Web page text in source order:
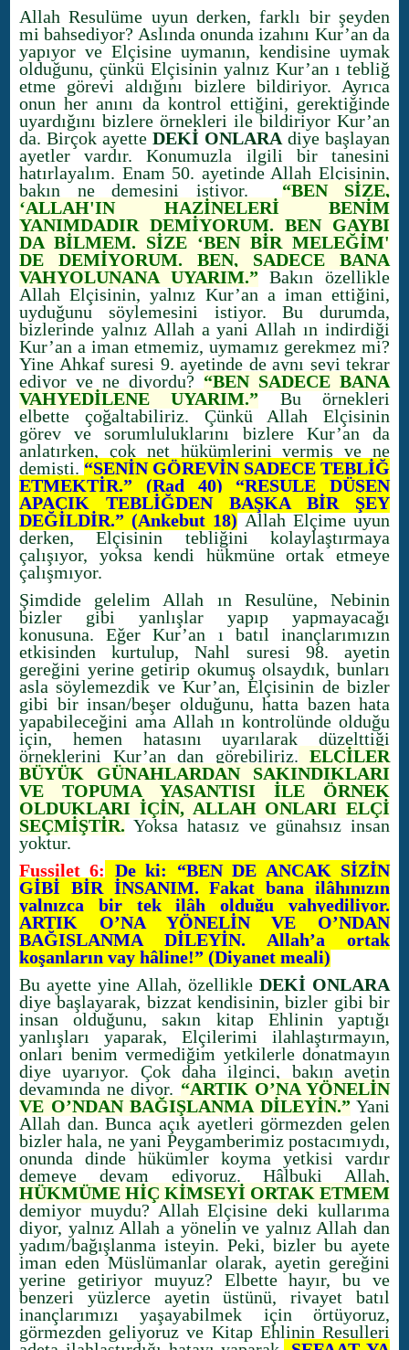
Allah Resulüme uyun derken, farklı bir şeyden
mi bahsediyor? Aslında onunda izahını Kur’an da
yapıyor ve Elçisine uymanın, kendisine uymak
olduğunu, çünkü Elçisinin yalnız Kur’an ı tebliğ
etme görevi aldığını bizlere bildiriyor. Ayrıca
onun her anını da kontrol ettiğini, gerektiğinde
uyardığını bizlere örnekleri ile bildiriyor Kur’an
da. Birçok ayette DEKİ ONLARA diye başlayan
ayetler vardır. Konumuzla ilgili bir tanesini
hatırlayalım. Enam 50. ayetinde Allah Elçisinin,
bakın ne demesini istiyor. “BEN SİZE,
‘ALLAH'IN HAZİNELERİ BENİM
YANIMDADIR DEMİYORUM. BEN GAYBI
DA BİLMEM. SİZE ‘BEN BİR MELEĞİM'
DE DEMİYORUM. BEN, SADECE BANA
VAHYOLUNANA UYARIM.” Bakın özellikle
Allah Elçisinin, yalnız Kur’an a iman ettiğini,
uyduğunu söylemesini istiyor. Bu durumda,
bizlerinde yalnız Allah a yani Allah ın indirdiği
Kur’an a iman etmemiz, uymamız gerekmez mi?
Yine Ahkaf suresi 9. ayetinde de aynı şeyi tekrar
ediyor ve ne diyordu? “BEN SADECE BANA
VAHYEDİLENE UYARIM.” Bu örnekleri
elbette çoğaltabiliriz. Çünkü Allah Elçisinin
görev ve sorumluluklarını bizlere Kur’an da
anlatırken, çok net hükümlerini vermiş ve ne
demişti. “SENİN GÖREVİN SADECE TEBLİĞ
ETMEKTİR.” (Rad 40) “RESULE DÜŞEN
APAÇIK TEBLİĞDEN BAŞKA BİR ŞEY
DEĞİLDİR.” (Ankebut 18) Allah Elçime uyun
derken, Elçisinin tebliğini kolaylaştırmaya
çalışıyor, yoksa kendi hükmüne ortak etmeye
çalışmıyor.
Şimdide gelelim Allah ın Resulüne, Nebinin
bizler gibi yanlışlar yapıp yapmayacağı
konusuna. Eğer Kur’an ı batıl inançlarımızın
etkisinden kurtulup, Nahl suresi 98. ayetin
gereğini yerine getirip okumuş olsaydık, bunları
asla söylemezdik ve Kur’an, Elçisinin de bizler
gibi bir insan/beşer olduğunu, hatta bazen hata
yapabileceğini ama Allah ın kontrolünde olduğu
için, hemen hatasını uyarılarak düzelttiği
örneklerini Kur’an dan görebiliriz. ELÇİLER
BÜYÜK GÜNAHLARDAN SAKINDIKLARI
VE TOPUMA YAŞANTISI İLE ÖRNEK
OLDUKLARI İÇİN, ALLAH ONLARI ELÇİ
SEÇMİŞTİR. Yoksa hatasız ve günahsız insan
yoktur.
Fussilet 6: De ki: “BEN DE ANCAK SİZİN
GİBİ BİR İNSANIM. Fakat bana ilâhınızın
yalnızca bir tek ilâh olduğu vahyediliyor.
ARTIK O’NA YÖNELİN VE O’NDAN
BAĞIŞLANMA DİLEYİN. Allah’a ortak
koşanların vay hâline!” (Diyanet meali)
Bu ayette yine Allah, özellikle DEKİ ONLARA
diye başlayarak, bizzat kendisinin, bizler gibi bir
insan olduğunu, sakın kitap Ehlinin yaptığı
yanlışları yaparak, Elçilerimi ilahlaştırmayın,
onları benim vermediğim yetkilerle donatmayın
diye uyarıyor. Çok daha ilginci, bakın ayetin
devamında ne diyor. “ARTIK O’NA YÖNELİN
VE O’NDAN BAĞIŞLANMA DİLEYİN.” Yani
Allah dan. Bunca açık ayetleri görmezden gelen
bizler hala, ne yani Peygamberimiz postacımıydı,
onunda dinde hükümler koyma yetkisi vardır
demeye devam ediyoruz. Hâlbuki Allah,
HÜKMÜME HİÇ KİMSEYİ ORTAK ETMEM
demiyor muydu? Allah Elçisine deki kullarıma
diyor, yalnız Allah a yönelin ve yalnız Allah dan
yadım/bağışlanma isteyin. Peki, bizler bu ayete
iman eden Müslümanlar olarak, ayetin gereğini
yerine getiriyor muyuz? Elbette hayır, bu ve
benzeri yüzlerce ayetin üstünü, rivayet batıl
inançlarımızı yaşayabilmek için örtüyoruz,
görmezden geliyoruz ve Kitap Ehlinin Resulleri